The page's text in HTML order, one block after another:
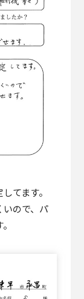
てます。
ので、パ